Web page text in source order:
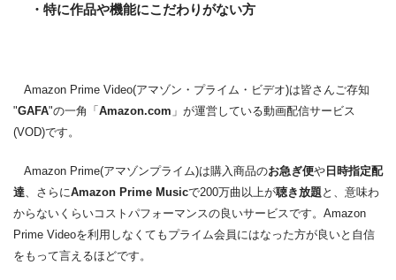
・特に作品や機能にこだわりがない方
Amazon Prime Video(アマゾン・プライム・ビデオ)は皆さんご存知
"GAFA"の一角「 Amazon.com 」が運営している動画配信サービス
(VOD)です。
Amazon Prime(アマゾンプライム)は購入商品のお急ぎ便や日時指定配
達 、さらにAmazon Prime Musicで200万曲以上が聴き放題 と、意味わ
からないくらいコストパフォーマンスの良いサービスです。Amazon
Prime Videoを利用しなくてもプライム会員にはなった方が良いと自信
をもって言えるほどです。